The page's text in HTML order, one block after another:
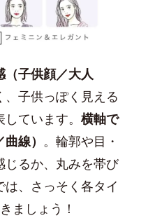
（子供顔／大人
子供っぽく見える
ています。 横軸で
線） 。輪郭や目・
じるか、丸みを帯び
、さっそく各タイ
ましょう！